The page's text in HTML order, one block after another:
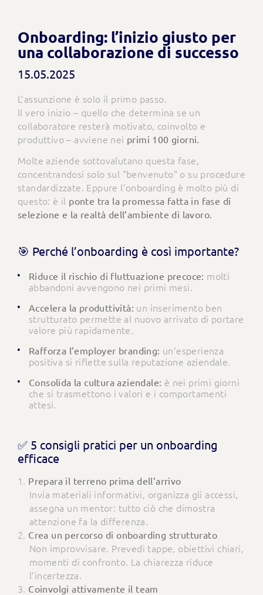
Onboarding: l’inizio giusto per
una collaborazione di successo
15.05.2025
L’assunzione è solo il primo passo.
Il vero inizio – quello che determina se un
collaboratore resterà motivato, coinvolto e
produttivo – avviene nei primi 100 giorni.
Molte aziende sottovalutano questa fase,
concentrandosi solo sul "benvenuto" o su procedure
standardizzate. Eppure l’onboarding è molto più di
questo: è il ponte tra la promessa fatta in fase di
selezione e la realtà dell’ambiente di lavoro.
🎯 Perché l’onboarding è così importante?
Riduce il rischio di fluttuazione precoce: molti
abbandoni avvengono nei primi mesi.
Accelera la produttività: un inserimento ben
strutturato permette al nuovo arrivato di portare
valore più rapidamente.
Rafforza l’employer branding: un’esperienza
positiva si riflette sulla reputazione aziendale.
Consolida la cultura aziendale: è nei primi giorni
che si trasmettono i valori e i comportamenti
attesi.
✅ 5 consigli pratici per un onboarding
efficace
Prepara il terreno prima dell’arrivo
Invia materiali informativi, organizza gli accessi,
assegna un mentor: tutto ciò che dimostra
attenzione fa la differenza.
Crea un percorso di onboarding strutturato
Non improvvisare. Prevedi tappe, obiettivi chiari,
momenti di confronto. La chiarezza riduce
l’incertezza.
Coinvolgi attivamente il team